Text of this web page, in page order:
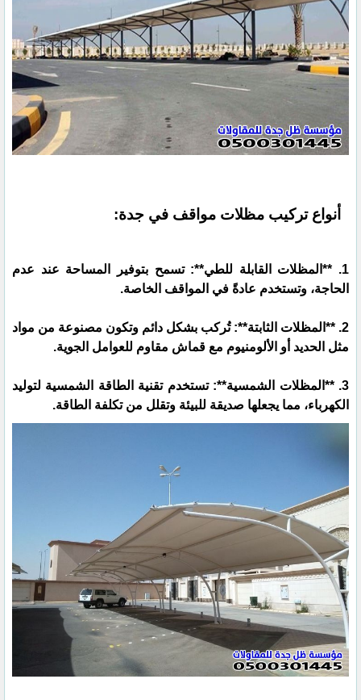
أنواع تركيب مظلات مواقف في جدة:
1. **المظلات القابلة للطي**: تسمح بتوفير المساحة عند عدم
الحاجة، وتستخدم عادةً في المواقف الخاصة.
2. **المظلات الثابتة**: تُركب بشكل دائم وتكون مصنوعة من مواد
مثل الحديد أو الألومنيوم مع قماش مقاوم للعوامل الجوية.
3. **المظلات الشمسية**: تستخدم تقنية الطاقة الشمسية لتوليد
الكهرباء، مما يجعلها صديقة للبيئة وتقلل من تكلفة الطاقة.